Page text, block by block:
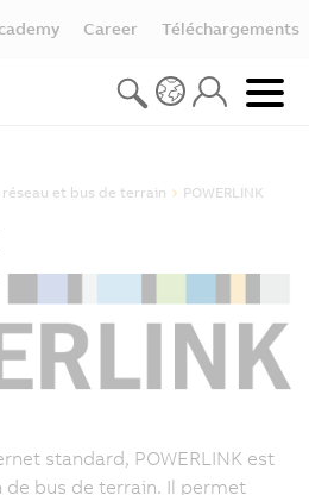
Career Téléchargements
réseau et bus de terrain POWERLINK
standard, POWERLINK est
bus de terrain. Il permet